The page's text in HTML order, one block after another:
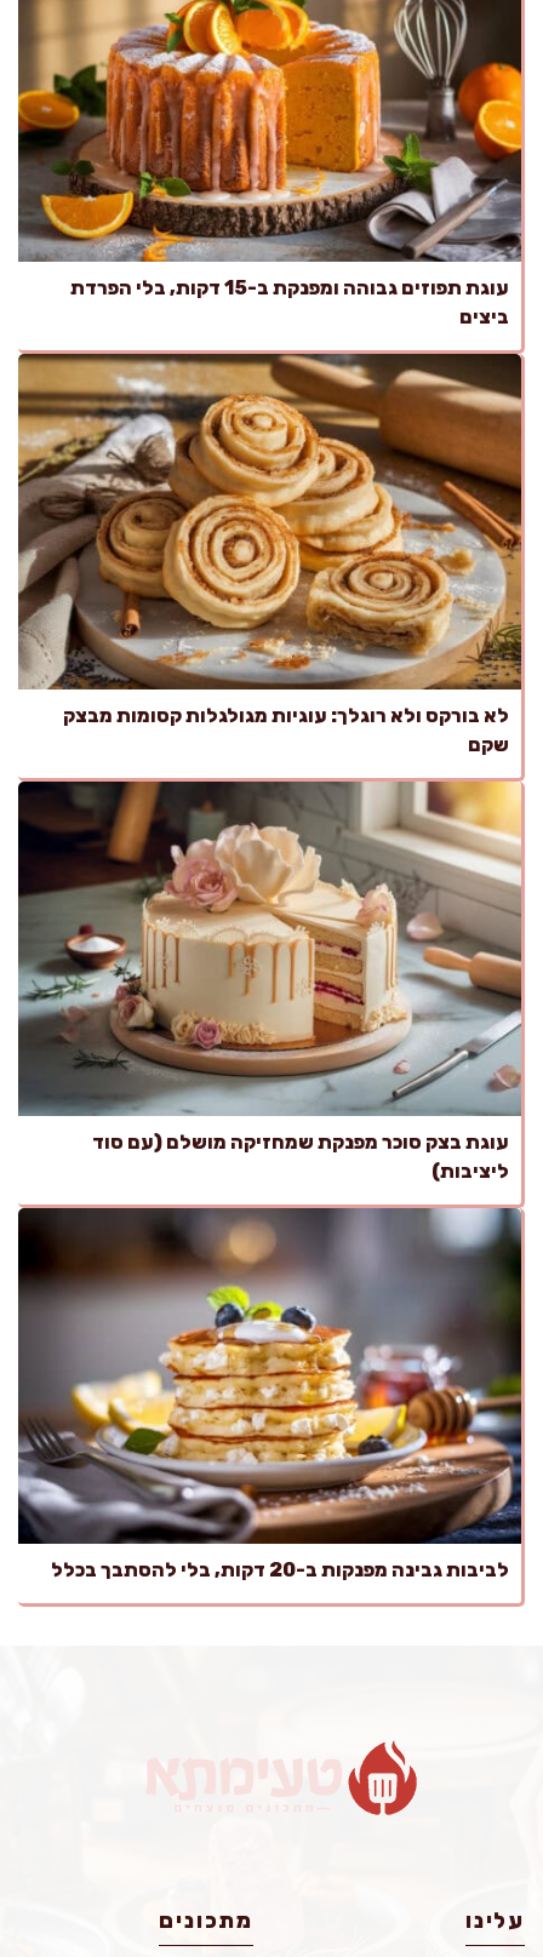
עוגת תפוזים גבוהה ומפנקת ב-15 דקות, בלי הפרדת
ביצים
לא בורקס ולא רוגלך: עוגיות מגולגלות קסומות מבצק
שקם
עוגת בצק סוכר מפנקת שמחזיקה מושלם (עם סוד
ליציבות)
לביבות גבינה מפנקות ב-20 דקות, בלי להסתבך בכלל
עלינו מתכונים